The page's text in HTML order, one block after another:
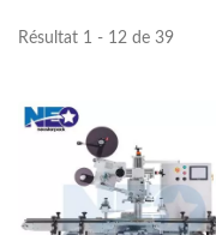
Résultat 1 - 12 de 39